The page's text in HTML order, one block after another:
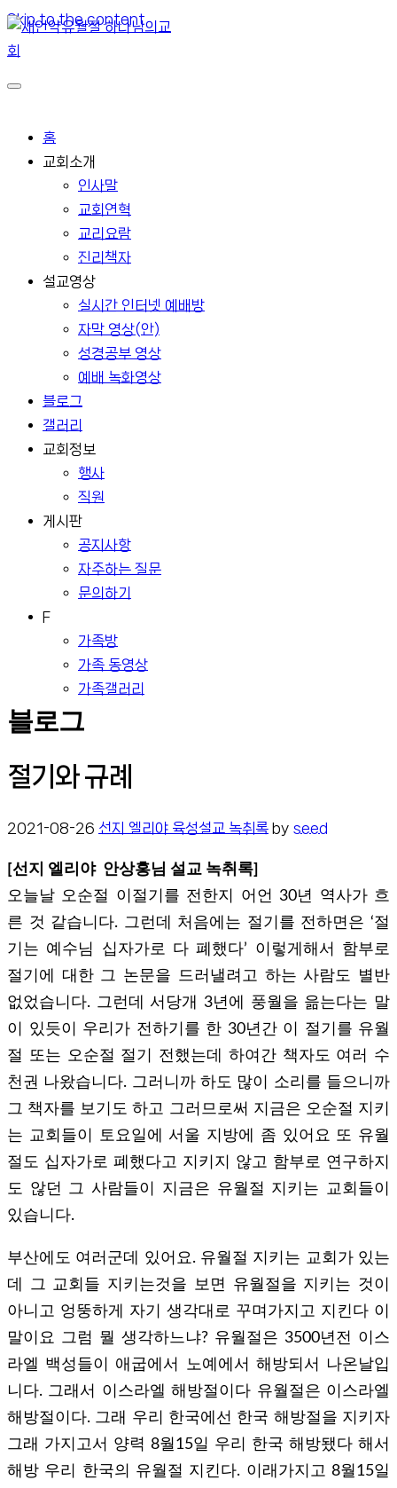
Skip to the content
홈
교회소개
인사말
교회연혁
교리요람
진리책자
설교영상
실시간 인터넷 예배방
자막 영상(안)
성경공부 영상
예배 녹화영상
블로그
갤러리
교회정보
행사
직원
게시판
공지사항
자주하는 질문
문의하기
F
가족방
가족 동영상
가족갤러리
블로그
절기와 규례
2021-08-26 선지 엘리야 육성설교 녹취록 by seed
[선지 엘리야 안상홍님 설교 녹취록]
오늘날 오순절 이절기를 전한지 어언 30년 역사가 흐
른 것 같습니다. 그런데 처음에는 절기를 전하면은 ‘절
기는 예수님 십자가로 다 폐했다’ 이렇게해서 함부로
절기에 대한 그 논문을 드러낼려고 하는 사람도 별반
없었습니다. 그런데 서당개 3년에 풍월을 읆는다는 말
이 있듯이 우리가 전하기를 한 30년간 이 절기를 유월
절 또는 오순절 절기 전했는데 하여간 책자도 여러 수
천권 나왔습니다. 그러니까 하도 많이 소리를 들으니까
그 책자를 보기도 하고 그러므로써 지금은 오순절 지키
는 교회들이 토요일에 서울 지방에 좀 있어요 또 유월
절도 십자가로 폐했다고 지키지 않고 함부로 연구하지
도 않던 그 사람들이 지금은 유월절 지키는 교회들이
있습니다.
부산에도 여러군데 있어요. 유월절 지키는 교회가 있는
데 그 교회들 지키는것을 보면 유월절을 지키는 것이
아니고 엉뚱하게 자기 생각대로 꾸며가지고 지킨다 이
말이요 그럼 뭘 생각하느냐? 유월절은 3500년전 이스
라엘 백성들이 애굽에서 노예에서 해방되서 나온날입
니다. 그래서 이스라엘 해방절이다 유월절은 이스라엘
해방절이다. 그래 우리 한국에선 한국 해방절을 지키자
그래 가지고서 양력 8월15일 우리 한국 해방됐다 해서
해방 우리 한국의 유월절 지킨다. 이래가지고 8월15일